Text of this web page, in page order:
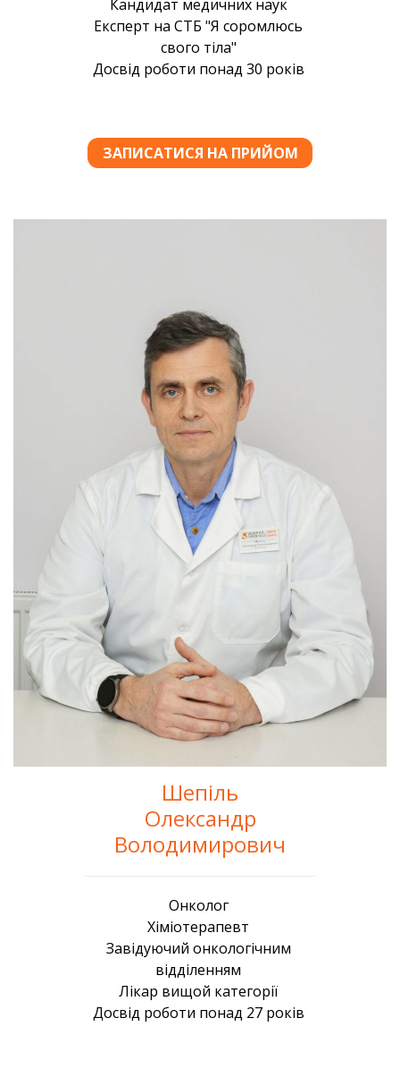
Шепіль
Олександр
Володимирович